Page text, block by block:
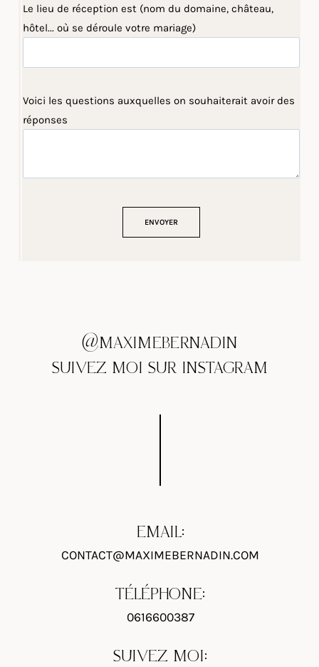
Le lieu de réception est (nom du domaine, château,
hôtel... où se déroule votre mariage)
Voici les questions auxquelles on souhaiterait avoir des
réponses
@MAXIMEBERNADIN
SUIVEZ MOI SUR INSTAGRAM
EMAIL:
CONTACT@MAXIMEBERNADIN.COM
TÉLÉPHONE:
0616600387
SUIVEZ MOI: